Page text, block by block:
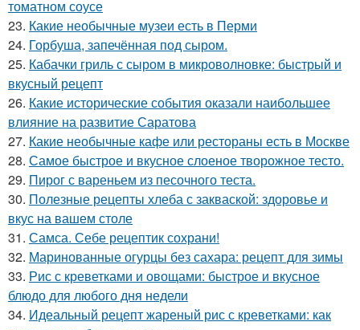
томатном соусе
23. Какие необычные музеи есть в Перми
24. Горбуша, запечённая под сыром.
25. Кабачки гриль с сыром в микроволновке: быстрый и
вкусный рецепт
26. Какие исторические события оказали наибольшее
влияние на развитие Саратова
27. Какие необычные кафе или рестораны есть в Москве
28. Самое быстрое и вкусное слоеное творожное тесто.
29. Пирог с вареньем из песочного теста.
30. Полезные рецепты хлеба с закваской: здоровье и
вкус на вашем столе
31. Самса. Себе рецептик сохрани!
32. Маринованные огурцы без сахара: рецепт для зимы
33. Рис с креветками и овощами: быстрое и вкусное
блюдо для любого дня недели
34. Идеальный рецепт жареный рис с креветками: как